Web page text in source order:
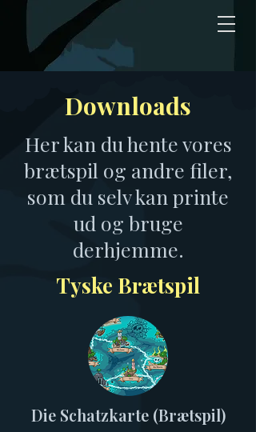
Downloads
Her kan du hente vores
brætspil og andre filer,
som du selv kan printe
ud og bruge
derhjemme.
Tyske Brætspil
Die Schatzkarte (Brætspil)